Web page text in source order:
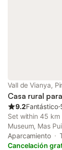
Vall de Vianya,
Casa rural
9.2Fantástico⋅
Set within 45 km
Museum, Mas
a private
d'Ares, the
Aparcamiento
Cancelación